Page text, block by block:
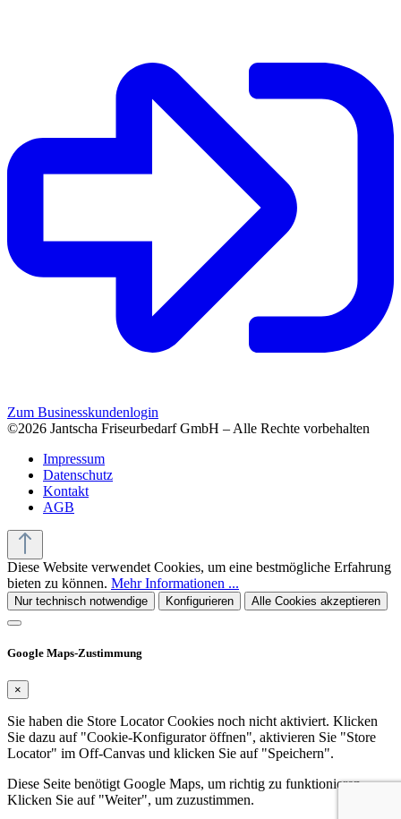
Zum Businesskundenlogin
©2026 Jantscha Friseurbedarf GmbH – Alle Rechte vorbehalten
Impressum
Datenschutz
Kontakt
AGB
Diese Website verwendet Cookies, um eine bestmögliche Erfahrung
bieten zu können. Mehr Informationen ...
Nur technisch notwendige Konfigurieren Alle Cookies akzeptieren
Google Maps-Zustimmung
×
Sie haben die Store Locator Cookies noch nicht aktiviert. Klicken
Sie dazu auf "Cookie-Konfigurator öffnen", aktivieren Sie "Store
Locator" im Off-Canvas und klicken Sie auf "Speichern".
Diese Seite benötigt Google Maps, um richtig zu funktionieren.
Klicken Sie auf "Weiter", um zuzustimmen.